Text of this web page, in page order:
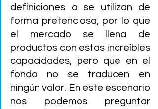
definiciones o se utilizan de
forma pretenciosa, por lo que
el mercado se llena de
productos con estas increíbles
capacidades, pero que en el
fondo no se traducen en
ningún valor. En este escenario
nos podemos preguntar